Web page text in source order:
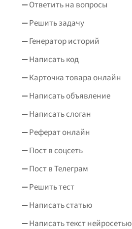
Ответить на вопросы
Решить задачу
Генератор историй
Написать код
Карточка товара онлайн
Написать объявление
Написать слоган
Реферат онлайн
Пост в соцсеть
Пост в Телеграм
Решить тест
Написать статью
Написать текст нейросетью